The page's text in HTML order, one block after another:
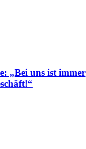
„Bei uns ist immer